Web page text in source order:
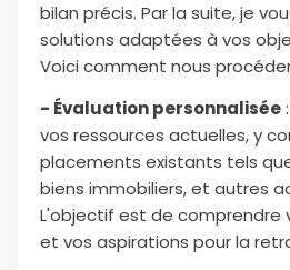
bilan précis. Par la suite, je
solutions adaptées à vos
Voici comment nous
- Évaluation personnalisée
vos ressources actuelles, y
placements existants tels
biens immobiliers, et autres
L'objectif est de comprendre
et vos aspirations pour la